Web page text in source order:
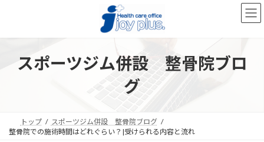
ン
ー
スポーツジム併設 整骨院ブロ
グ
トップ
スポーツジム併設 整骨院ブログ
整骨院での施術時間はどれぐらい？|受けられる内容と流れ